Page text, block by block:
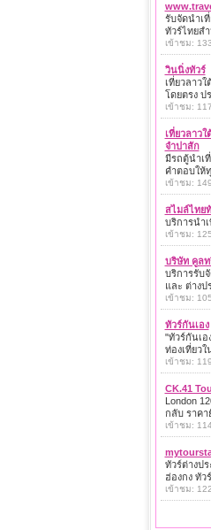
รับจัดนำเ
ทัวร์ไทยส
เข้าชม:
วินนิ่งทัวร์
เที่ยวลาว
โดยตรง ป
เข้าชม:
เที่ยวลาว
จำปาสัก
มีรถตู้นำเ
คำตอบให้
เข้าชม:
สไมล์ไทย
บริการนำเ
เข้าชม:
บริษัท คูลท
บริการรับ
และ ต่างป
เข้าชม:
ทัวร์กันเอง
"ทัวร์กันเอ
ท่องเที่ยวใ
เข้าชม:
CK.41
London
กลับ ราคา
เข้าชม:
ทัวร์ต่างป
ฮ่องกง ทัว
เข้าชม: